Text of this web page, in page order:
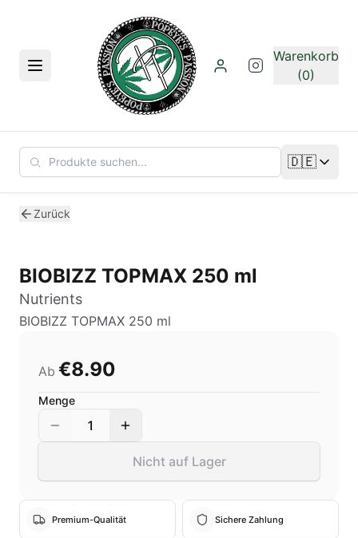
Menü
Warenkorb
(0)
🇩🇪
Sprache
Zurück
BIOBIZZ TOPMAX 250 ml
Nutrients
BIOBIZZ TOPMAX 250 ml
Ab €8.90
Menge
1
Nicht auf Lager
Premium-Qualität Sichere Zahlung